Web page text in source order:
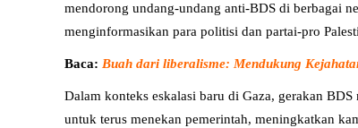
mendorong undang-undang anti-BDS di berbagai
menginformasikan para politisi dan partai-pro
Baca: Buah dari liberalisme: Mendukung
Dalam konteks eskalasi baru di Gaza, gerakan
untuk terus menekan pemerintah, meningkatkan